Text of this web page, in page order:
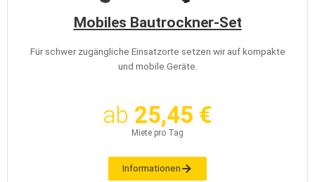
Mobiles Bautrockner-Set
Für schwer zugängliche Einsatzorte setzen wir auf kompakte
und mobile Geräte.
ab 25,45 €
Miete pro Tag
Informationen